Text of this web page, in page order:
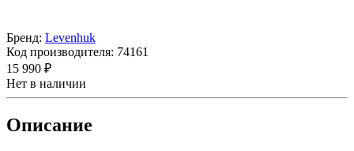
Бренд: Levenhuk
Код производителя: 74161
15 990 ₽
Нет в наличии
Описание